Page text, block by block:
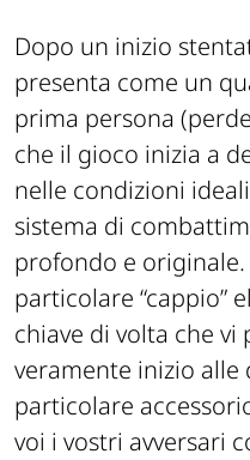
Dopo un inizio
presenta come un
prima persona
che il gioco inizia a
nelle condizioni
sistema di
profondo e
particolare “cappio”
chiave di volta che
veramente inizio alle
particolare
voi i vostri avversari